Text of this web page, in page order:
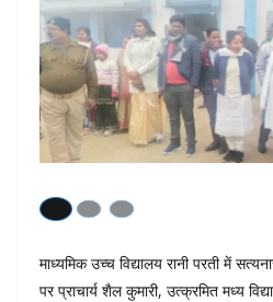
माध्यमिक उच्च विद्यालय रानी परती में
पर प्राचार्य शैल कुमारी, उत्क्रमित मध्य